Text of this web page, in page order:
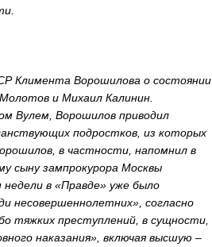
Климента Ворошилова о состоянии
и Михаил Калинин.
Вулем, Ворошилов приводил
подростков, из которых
в частности, напомнил в
сыну зампрокурора Москвы
в «Правде» уже было
несовершеннолетних», согласно
тяжких преступлений, в сущности,
наказания», включая высшую –